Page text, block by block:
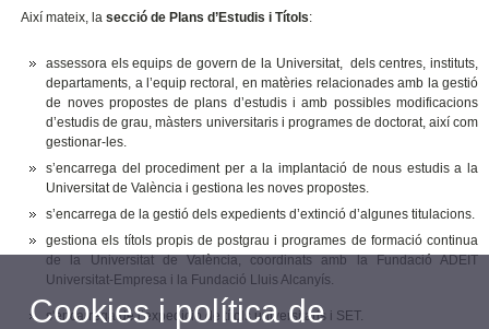
Així mateix, lasecció de Plans d’Estudis i Títols:
assessora els equips de govern de la Universitat, dels centres, instituts,
departaments, a l’equip rectoral, en matèries relacionades amb la gestió
de noves propostes de plans d’estudis i amb possibles modificacions
d’estudis de grau, màsters universitaris i programes de doctorat, així com
gestionar-les.
s’encarrega del procediment per a la implantació de nous estudis a la
Universitat de València i gestiona les noves propostes.
s’encarrega de la gestió dels expedients d’extinció d’algunes titulacions.
gestiona els títols propis de postgrau i programes de formació continua
de la Universitat de València, coordinats amb la Fundació ADEIT
Universitat-Empresa i la Fundació Lluis Alcanyís.
s'encarrega de l’expedició de títols universitaris i SET.
Cookies i política de